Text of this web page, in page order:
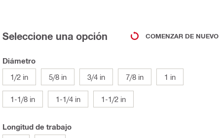
Seleccione una opción COMENZAR DE NUEVO
Diámetro
1/2 in
5/8 in 3/4 in 7/8 in 1 in
1-1/8 in 1-1/4 in 1-1/2 in
Longitud de trabajo